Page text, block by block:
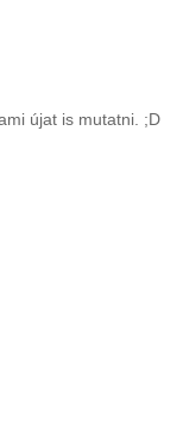
újat is mutatni. ;D